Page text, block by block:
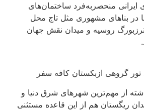
منحصر‌به‌فرد ساختمان‌های
در بناهای مشهوری مثل تاج محل
روسیه و میدان نقش جهان
گروهی ازبکستان کافه سفر
از مهم‌ترین شهرهای شرق دنیا و
ریگستان هم از این قاعده مستثنی